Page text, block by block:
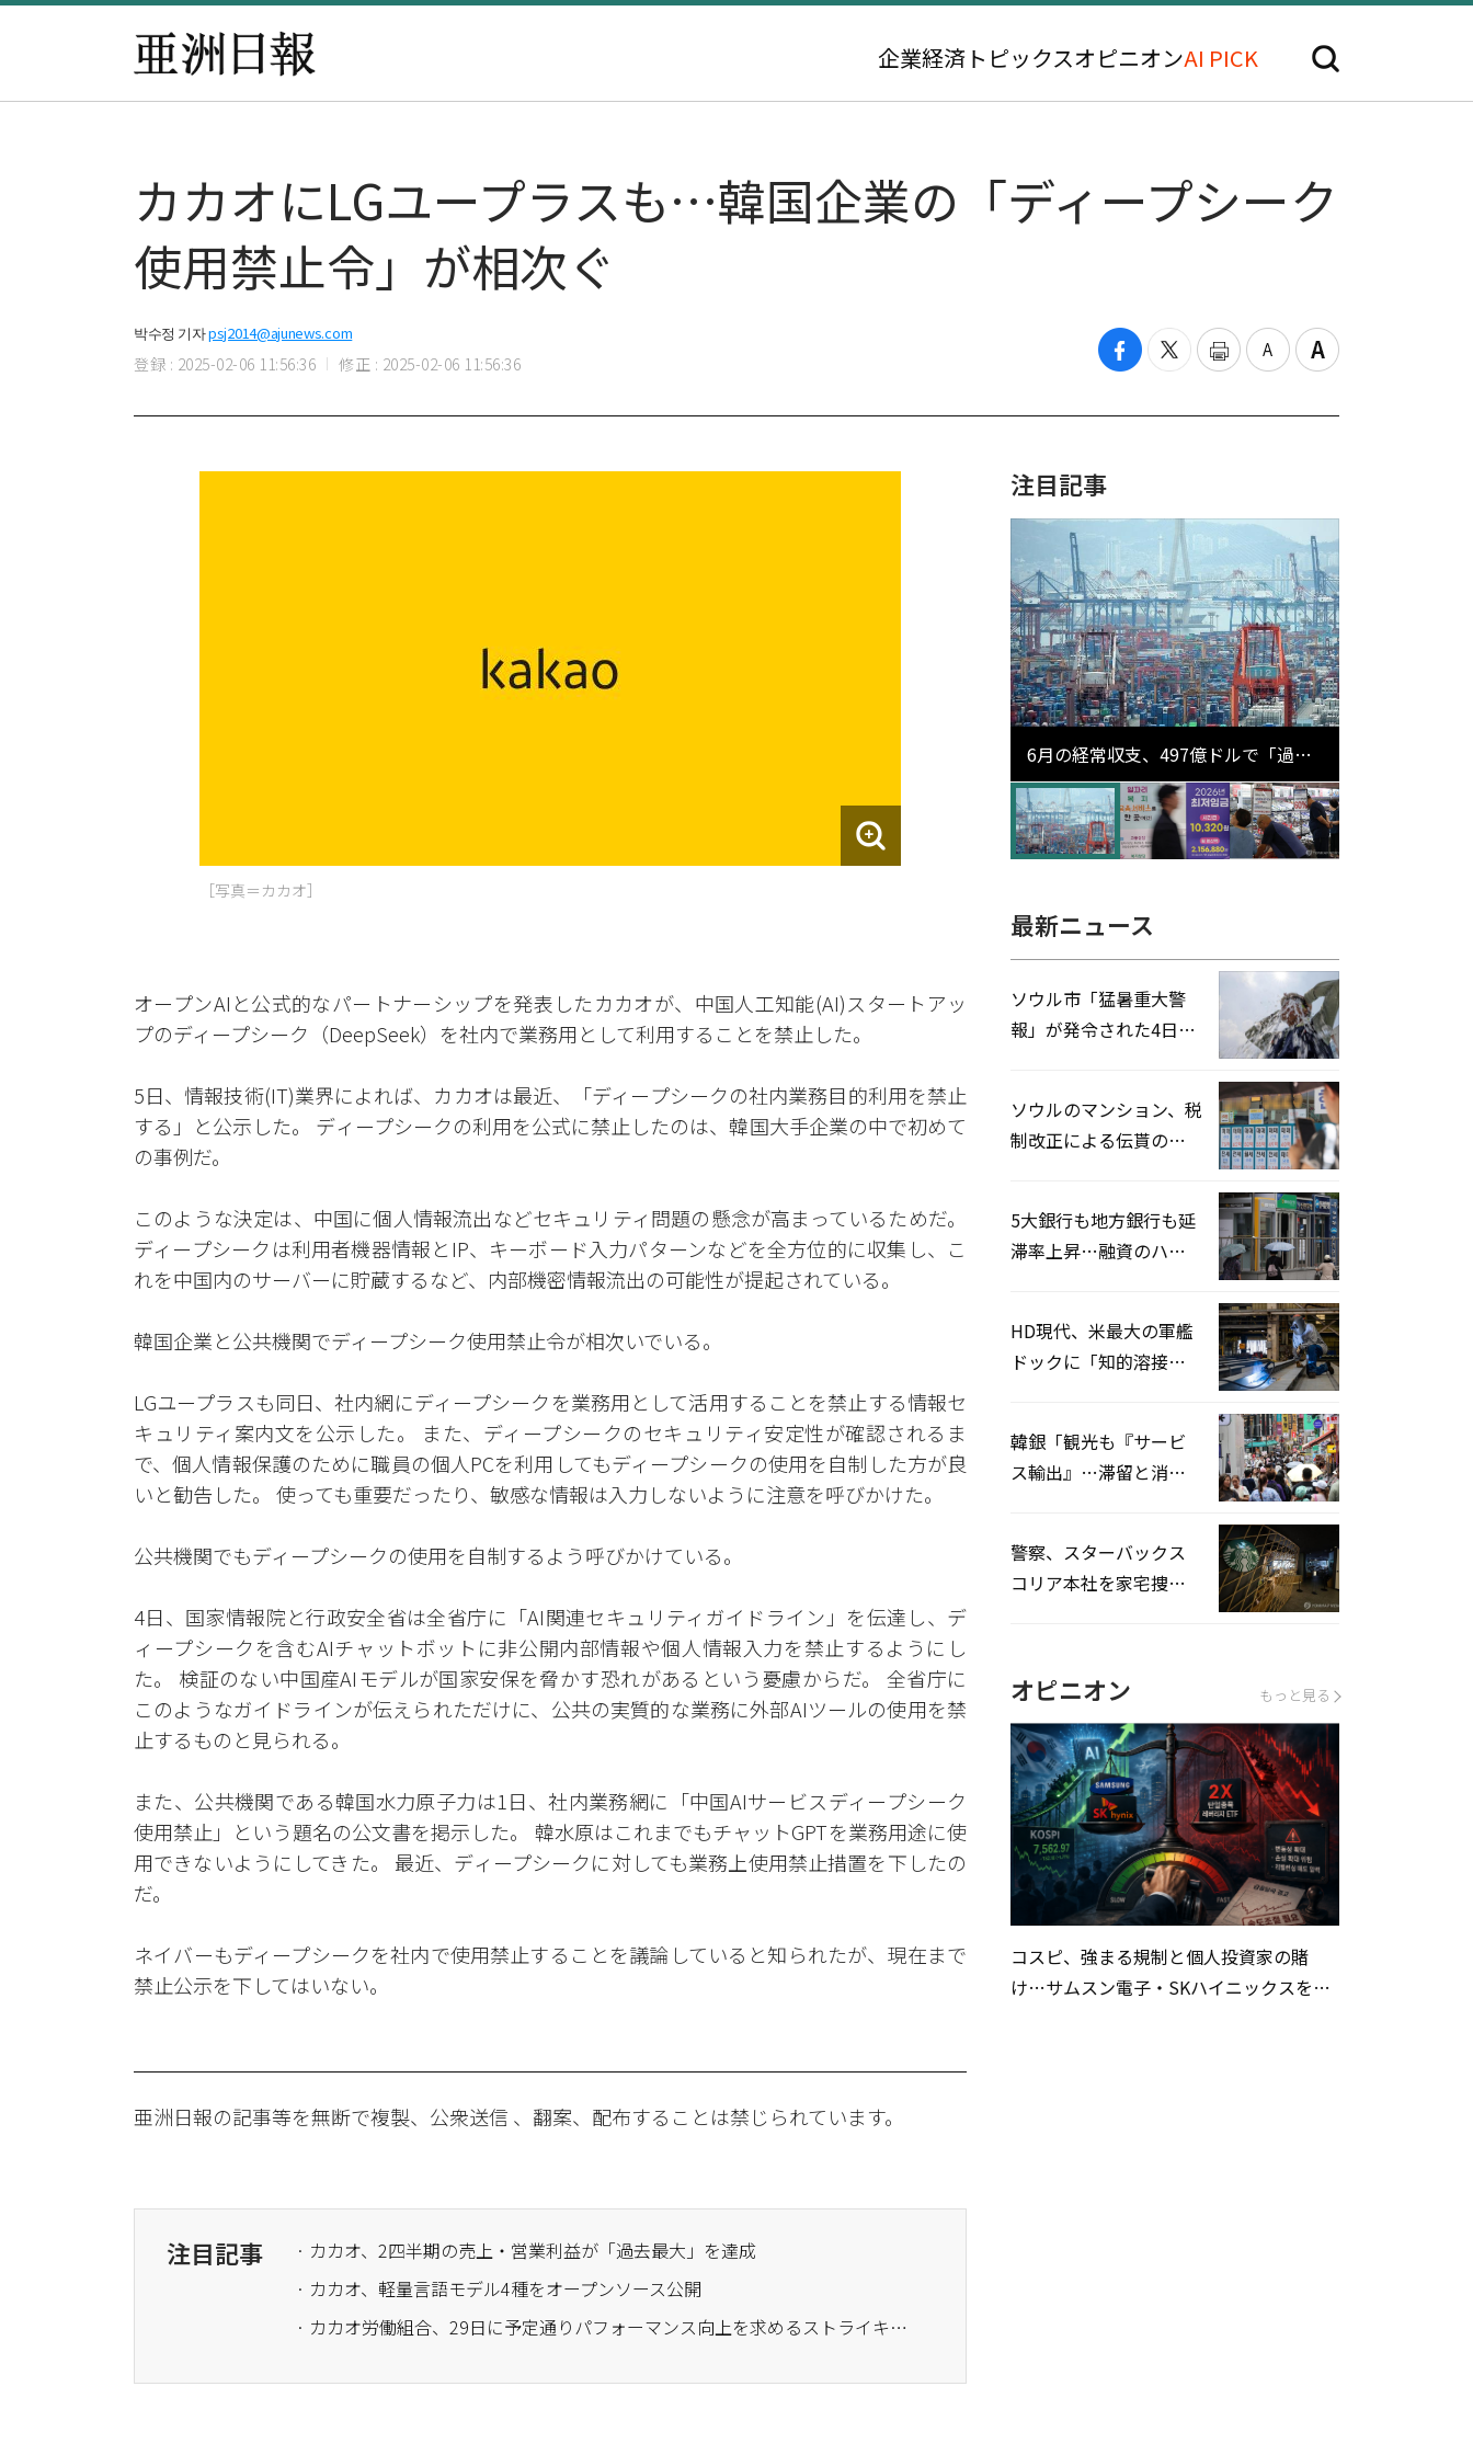
企業経済 トピックスオピニオンAI PICK
カカオにLGユープラスも…韓国企業の「ディープシーク
使用禁止令」が相次ぐ
박수정 기자psj2014@ajunews.com
登録 : 2025-02-06 11:56:36 修正 : 2025-02-06 11:56:36
［写真＝カカオ］
オープンAIと公式的なパートナーシップを発表したカカオが、中国人工知能(AI)スタートアッ
プのディープシーク（DeepSeek）を社内で業務用として利用することを禁止した。
5日、情報技術(IT)業界によれば、カカオは最近、「ディープシークの社内業務目的利用を禁止
する」と公示した。 ディープシークの利用を公式に禁止したのは、韓国大手企業の中で初めて
の事例だ。
このような決定は、中国に個人情報流出などセキュリティ問題の懸念が高まっているためだ。
ディープシークは利用者機器情報とIP、キーボード入力パターンなどを全方位的に収集し、こ
れを中国内のサーバーに貯蔵するなど、内部機密情報流出の可能性が提起されている。
韓国企業と公共機関でディープシーク使用禁止令が相次いでいる。
LGユープラスも同日、社内網にディープシークを業務用として活用することを禁止する情報セ
キュリティ案内文を公示した。 また、ディープシークのセキュリティ安定性が確認されるま
で、個人情報保護のために職員の個人PCを利用してもディープシークの使用を自制した方が良
いと勧告した。 使っても重要だったり、敏感な情報は入力しないように注意を呼びかけた。
公共機関でもディープシークの使用を自制するよう呼びかけている。
4日、国家情報院と行政安全省は全省庁に「AI関連セキュリティガイドライン」を伝達し、デ
ィープシークを含むAIチャットボットに非公開内部情報や個人情報入力を禁止するようにし
た。 検証のない中国産AIモデルが国家安保を脅かす恐れがあるという憂慮からだ。 全省庁に
このようなガイドラインが伝えられただけに、公共の実質的な業務に外部AIツールの使用を禁
止するものと見られる。
また、公共機関である韓国水力原子力は1日、社内業務網に「中国AIサービスディープシーク
使用禁止」という題名の公文書を掲示した。 韓水原はこれまでもチャットGPTを業務用途に使
用できないようにしてきた。 最近、ディープシークに対しても業務上使用禁止措置を下したの
だ。
ネイバーもディープシークを社内で使用禁止することを議論していると知られたが、現在まで
禁止公示を下してはいない。
亜洲日報の記事等を無断で複製、公衆送信 、翻案、配布することは禁じられています。
注目記事
· カカオ、2四半期の売上・営業利益が「過去最大」を達成
· カカオ、軽量言語モデル4種をオープンソース公開
· カカオ労働組合、29日に予定通りパフォーマンス向上を求めるストライキを実施
注目記事
6月の経常収支、497億ドルで「過去
最大」…輸出が初の1000億ドル突破
最新ニュース
ソウル市「猛暑重大警
報」が発令された4日、
ソウルのマンション、税
制改正による伝貰の月
5大銀行も地方銀行も延
滞率上昇…融資のハー
HD現代、米最大の軍艦
ドックに「知的溶接」
韓銀「観光も『サービ
ス輸出』…滞留と消費
警察、スターバックス
コリア本社を家宅捜
オピニオン もっと見る
コスピ、強まる規制と個人投資家の賭
け…サムスン電子・SKハイニックスを巡